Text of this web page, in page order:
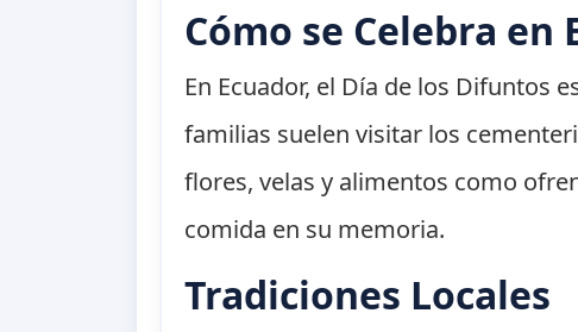
Cómo se Celebra en
En Ecuador, el Día de los Difuntos
familias suelen visitar los
flores, velas y alimentos como
comida en su memoria.
Tradiciones Locales